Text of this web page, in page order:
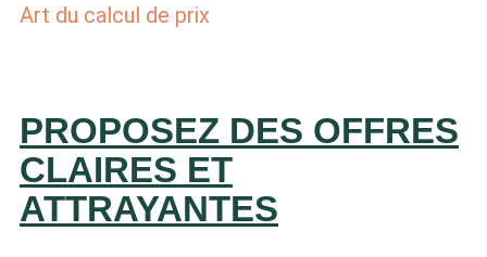
Art du calcul de prix
PROPOSEZ DES OFFRES
CLAIRES ET
ATTRAYANTES